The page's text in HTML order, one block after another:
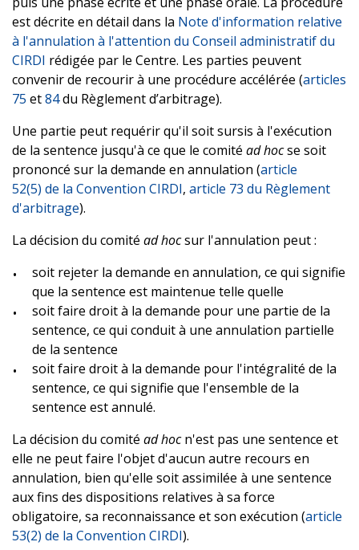
est décrite en détail dans la Note d'information relative
à l'annulation à l'attention du Conseil administratif du
CIRDI rédigée par le Centre. Les parties peuvent
convenir de recourir à une procédure accélérée (articles
75 et84du Règlement d’arbitrage).
Une partie peut requérir qu'il soit sursis à l'exécution
de la sentence jusqu'à ce que le comité ad hocse soit
prononcé sur la demande en annulation (article
52(5) de la Convention CIRDI, article 73 du Règlement
d'arbitrage).
La décision du comité ad hocsur l'annulation peut :
soit rejeter la demande en annulation, ce qui signifie
que la sentence est maintenue telle quelle
soit faire droit à la demande pour une partie de la
sentence, ce qui conduit à une annulation partielle
de la sentence
soit faire droit à la demande pour l'intégralité de la
sentence, ce qui signifie que l'ensemble de la
sentence est annulé.
La décision du comité ad hocn'est pas une sentence et
elle ne peut faire l'objet d'aucun autre recours en
annulation, bien qu'elle soit assimilée à une sentence
aux fins des dispositions relatives à sa force
obligatoire, sa reconnaissance et son exécution (article
53(2) de la Convention CIRDI).